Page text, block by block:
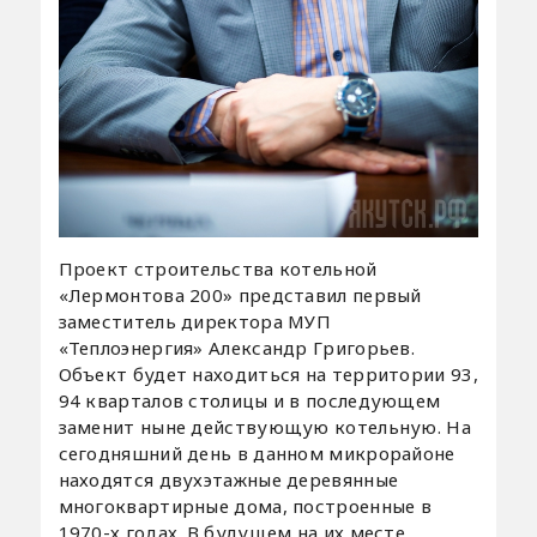
Проект строительства котельной
«Лермонтова 200» представил первый
заместитель директора МУП
«Теплоэнергия» Александр Григорьев.
Объект будет находиться на территории 93,
94 кварталов столицы и в последующем
заменит ныне действующую котельную. На
сегодняшний день в данном микрорайоне
находятся двухэтажные деревянные
многоквартирные дома, построенные в
1970-х годах. В будущем на их месте